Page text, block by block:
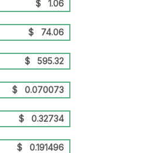
$ 1.06
$ 74.06
$ 595.32
$ 0.070073
$ 0.32734
$ 0.191496